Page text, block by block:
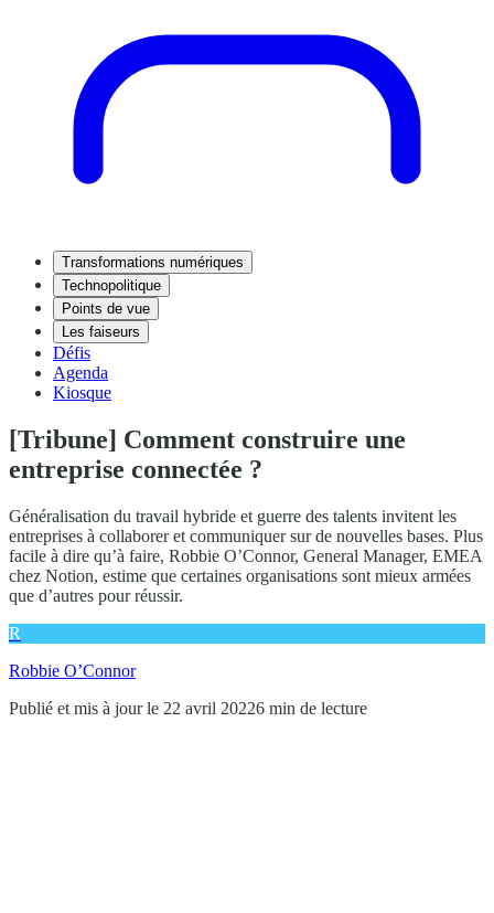
Transformations numériques
Technopolitique
Points de vue
Les faiseurs
Défis
Agenda
Kiosque
[Tribune] Comment construire une
entreprise connectée ?
Généralisation du travail hybride et guerre des talents invitent les
entreprises à collaborer et communiquer sur de nouvelles bases. Plus
facile à dire qu’à faire, Robbie O’Connor, General Manager, EMEA
chez Notion, estime que certaines organisations sont mieux armées
que d’autres pour réussir.
R
Robbie O’Connor
Publié et mis à jour le 22 avril 20226 min de lecture